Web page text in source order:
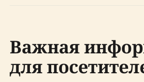
Важная
для